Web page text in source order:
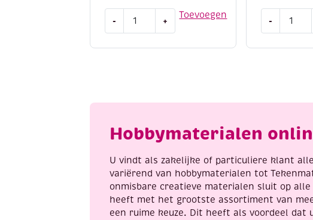
Toevoegen
-
aantal
+ -
Hobbymaterialen
U vindt als zakelijke of particuliere klant
variërend van hobbymaterialen tot
onmisbare creatieve materialen sluit op alle
heeft met het grootste assortiment van
een ruime keuze. Dit heeft als voordeel dat